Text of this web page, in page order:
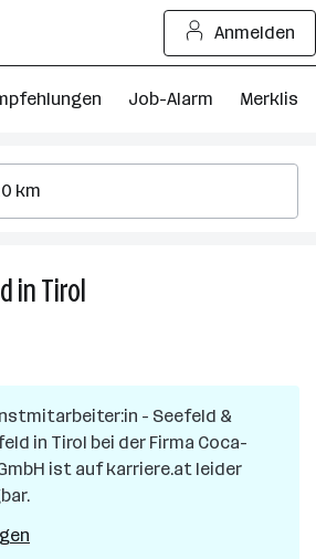
Anmelden
Job-Alarm Merkliste
in Tirol
in
Tirol
- Seefeld &
in Tirol bei der Firma Coca-
ist auf karriere.at leider